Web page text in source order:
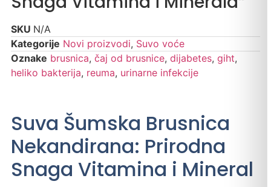
SKU N/A
Kategorije Novi proizvodi, Suvo voće
Oznake brusnica, čaj od brusnice, dijabetes, giht,
heliko bakterija, reuma, urinarne infekcije
Suva Šumska Brusnica
Nekandirana: Prirodna
Snaga Vitamina i Mineral